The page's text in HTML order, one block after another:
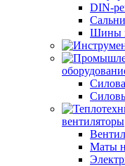
DIN-
Шины
вентиляторы
Маты